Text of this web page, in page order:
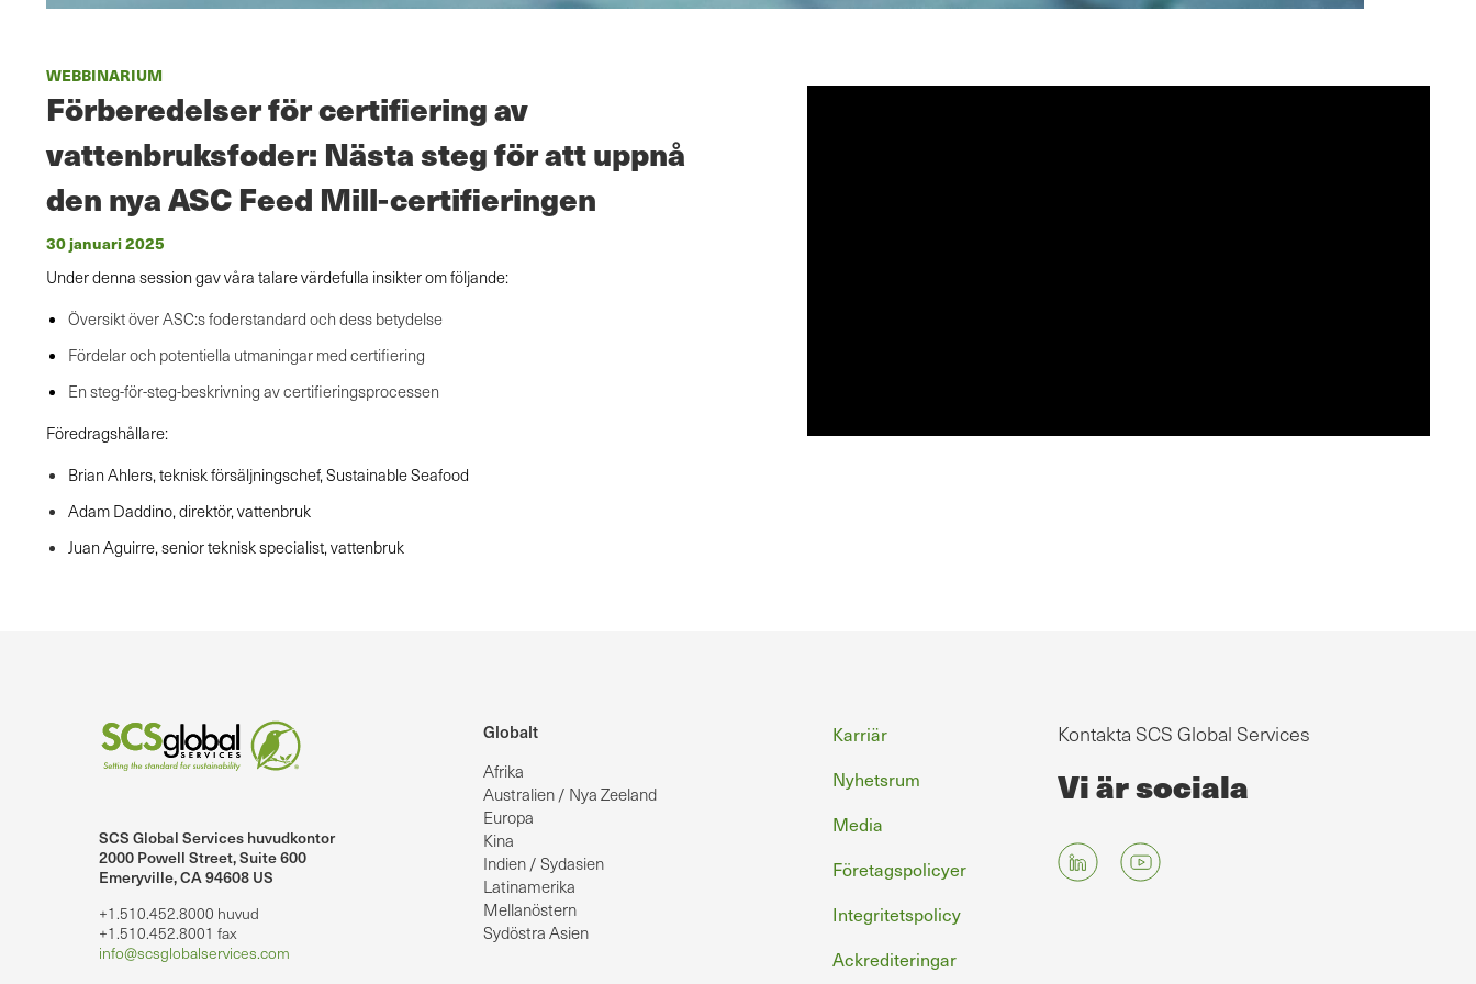
WEBBINARIUM
Förberedelser för certifiering av
vattenbruksfoder: Nästa steg för att uppnå
den nya ASC Feed Mill-certifieringen
30 januari 2025
Under denna session gav våra talare värdefulla insikter om följande:
Översikt över ASC:s foderstandard och dess betydelse
Fördelar och potentiella utmaningar med certifiering
En steg-för-steg-beskrivning av certifieringsprocessen
Föredragshållare:
Brian Ahlers, teknisk försäljningschef, Sustainable Seafood
Adam Daddino, direktör, vattenbruk
Juan Aguirre, senior teknisk specialist, vattenbruk
SCS Global Services huvudkontor
2000 Powell Street, Suite 600
Emeryville, CA 94608 US
+1.510.452.8000 huvud
+1.510.452.8001 fax
info@scsglobalservices.com
Globalt
Afrika
Australien / Nya Zeeland
Europa
Kina
Indien / Sydasien
Latinamerika
Mellanöstern
Sydöstra Asien
Sidfot
Karriär
Nyhetsrum
Media
Företagspolicyer
Integritetspolicy
Ackrediteringar
Kontakta SCS Global Services
Vi är sociala
på LinkedIn.
SCS Global Services på YouTube